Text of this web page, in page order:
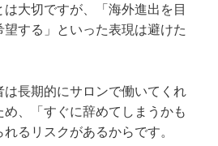
大切ですが、「海外進出を目
する」といった表現は避けた
は長期的にサロンで働いてくれ
、「すぐに辞めてしまうかも
るリスクがあるからです。